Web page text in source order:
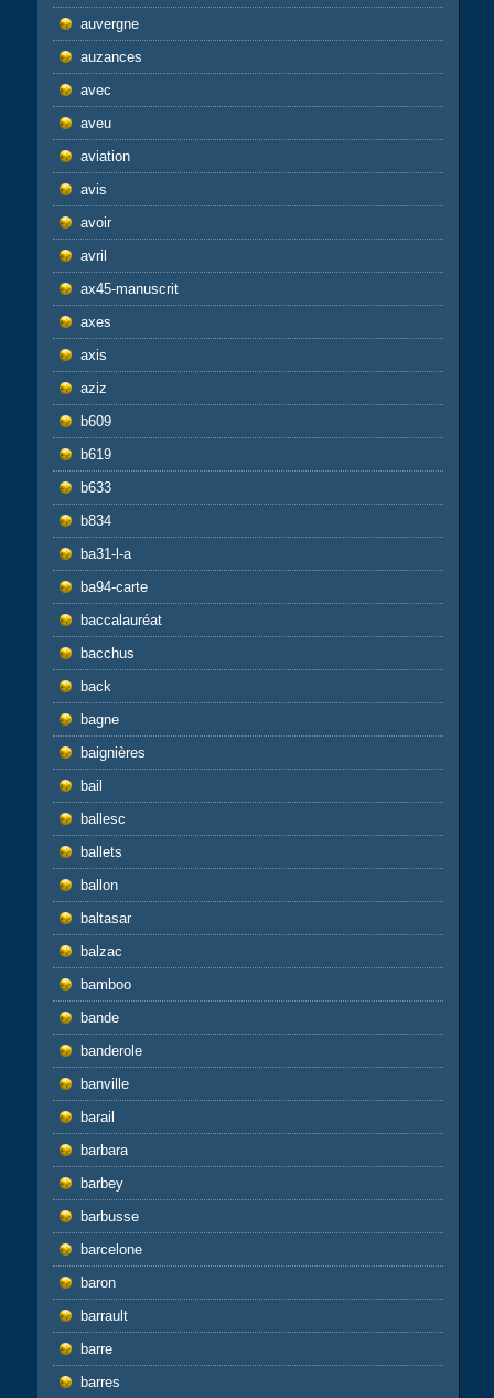
auvergne
auzances
avec
aveu
aviation
avis
avoir
avril
ax45-manuscrit
axes
axis
aziz
b609
b619
b633
b834
ba31-l-a
ba94-carte
baccalauréat
bacchus
back
bagne
baignières
bail
ballesc
ballets
ballon
baltasar
balzac
bamboo
bande
banderole
banville
barail
barbara
barbey
barbusse
barcelone
baron
barrault
barre
barres